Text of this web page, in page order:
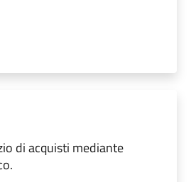
di acquisti mediante